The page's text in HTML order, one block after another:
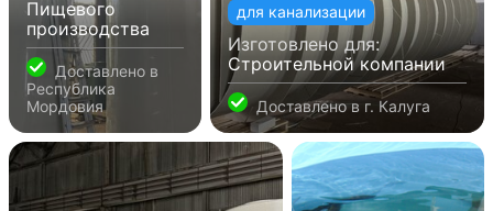
Пищевого
производства
Доставлено в
Республика
Мордовия
для канализации
Изготовлено для:
Строительной компании
Доставлено в г. Калуга